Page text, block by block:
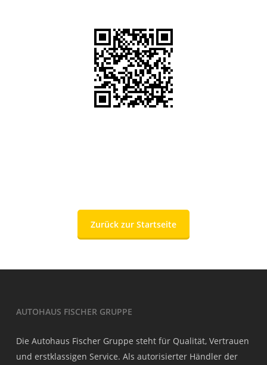
Zurück zur Startseite
AUTOHAUS FISCHER GRUPPE
Die Autohaus Fischer Gruppe steht für Qualität, Vertrauen
und erstklassigen Service. Als autorisierter Händler der